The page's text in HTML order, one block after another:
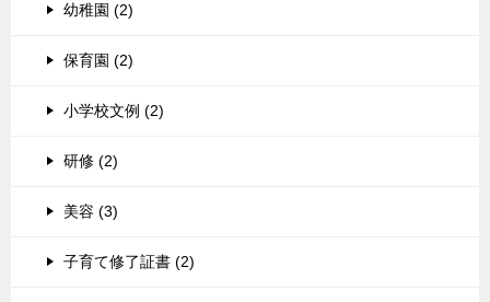
幼稚園 (2)
保育園 (2)
小学校文例 (2)
研修 (2)
美容 (3)
子育て修了証書 (2)